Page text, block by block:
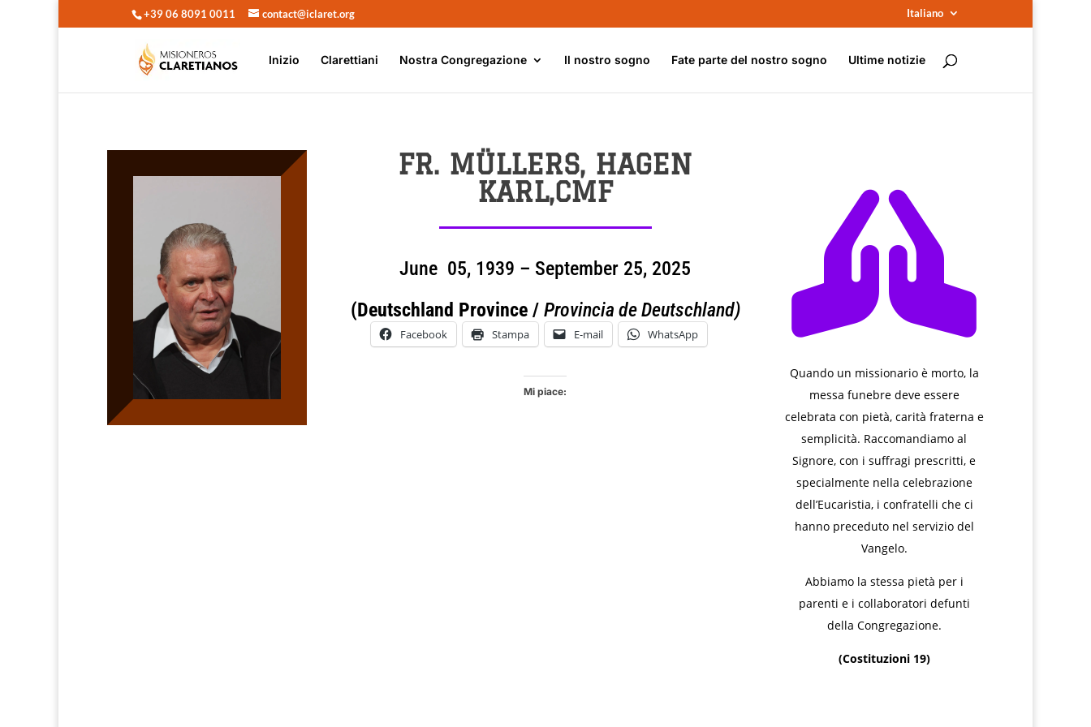
+39 06 8091 0011 contact@iclaret.org Italiano
Inizio Clarettiani Nostra Congregazione Il nostro sogno Fate parte del nostro sogno Ultime notizie
FR. MÜLLERS, HAGEN
KARL,CMF
June 05, 1939 – September 25, 2025
(Deutschland Province / Provincia de Deutschland)
Facebook Stampa E-mail WhatsApp
Mi piace:

Quando un missionario è morto, la
messa funebre deve essere
celebrata con pietà, carità fraterna e
semplicità. Raccomandiamo al
Signore, con i suffragi prescritti, e
specialmente nella celebrazione
dell’Eucaristia, i confratelli che ci
hanno preceduto nel servizio del
Vangelo.
Abbiamo la stessa pietà per i
parenti e i collaboratori defunti
della Congregazione.
(Costituzioni 19)